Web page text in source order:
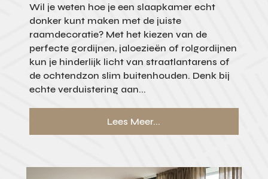
Wil je weten hoe je een slaapkamer echt
donker kunt maken met de juiste
raamdecoratie? Met het kiezen van de
perfecte gordijnen, jaloezieën of rolgordijnen
kun je hinderlijk licht van straatlantarens of
de ochtendzon slim buitenhouden. Denk bij
echte verduistering aan...
Lees Meer...